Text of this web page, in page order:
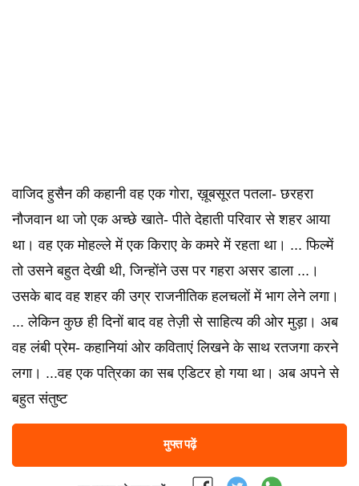
वाजिद हुसैन की कहानी वह एक गोरा, ख़ूबसूरत पतला- छरहरा
नौजवान था‌ जो एक अच्छे खाते- पीते देहाती परिवार से शहर आया
था। वह एक मोहल्ले में एक किराए के कमरे में रहता था। ... फिल्में
तो उसने बहुत देखी थी, जिन्होंने उस पर गहरा असर डाला ...‌।
उसके बाद वह शहर की उग्र राजनीतिक हलचलों में भाग लेने लगा।
... लेकिन कुछ ही दिनों बाद वह तेज़ी से साहित्य की ओर मुड़ा। अब
वह लंबी प्रेम- कहानियां ओर कविताएं लिखने के साथ रतजगा करने
लगा। ...वह एक पत्रिका का सब एडिटर हो गया था। अब अपने से
बहुत संतुष्ट
मुफ्त पढ़ें